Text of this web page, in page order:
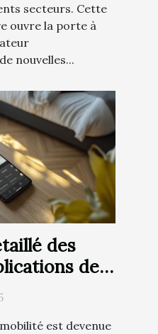
secteurs. Cette
ouvre la porte à
nouvelles...
des
de
Android
est devenue